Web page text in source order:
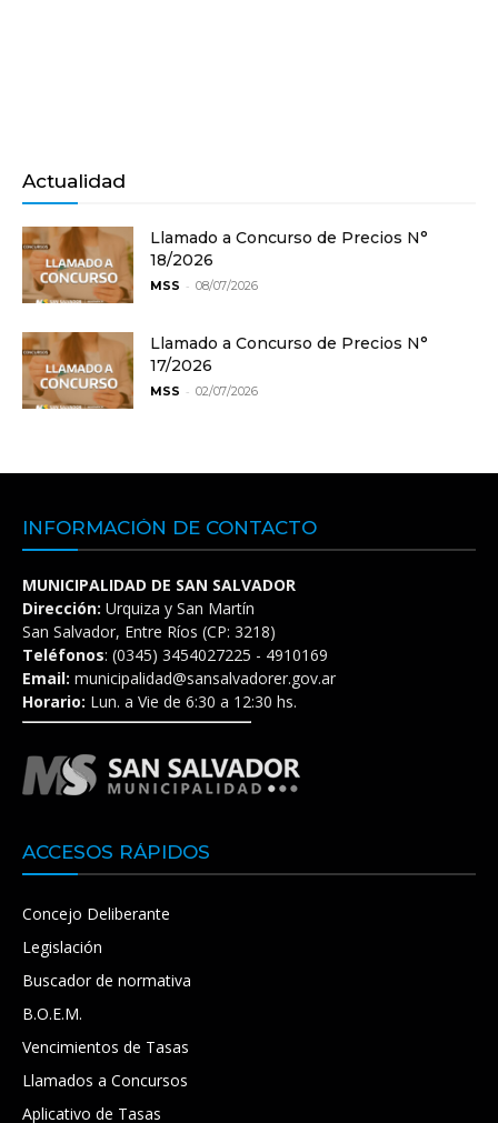
Actualidad
Llamado a Concurso de Precios N°
18/2026
MSS - 08/07/2026
Llamado a Concurso de Precios N°
17/2026
MSS - 02/07/2026
INFORMACIÓN DE CONTACTO
MUNICIPALIDAD DE SAN SALVADOR
Dirección: Urquiza y San Martín
San Salvador, Entre Ríos (CP: 3218)
Teléfonos: (0345) 3454027225 - 4910169
Email: municipalidad@sansalvadorer.gov.ar
Horario: Lun. a Vie de 6:30 a 12:30 hs.
ACCESOS RÁPIDOS
Concejo Deliberante
Legislación
Buscador de normativa
B.O.E.M.
Vencimientos de Tasas
Llamados a Concursos
Aplicativo de Tasas